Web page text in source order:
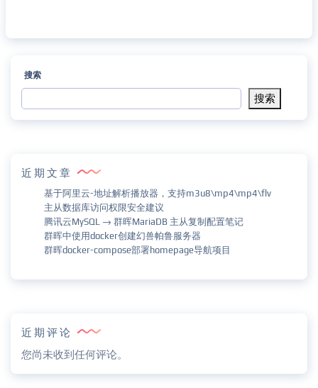
搜索
搜索
近期文章
基于阿里云-地址解析播放器，支持m3u8\mp4\mp4\flv
主从数据库访问权限安全建议
腾讯云MySQL → 群晖MariaDB 主从复制配置笔记
群晖中使用docker创建幻兽帕鲁服务器
群晖docker-compose部署homepage导航项目
近期评论
您尚未收到任何评论。